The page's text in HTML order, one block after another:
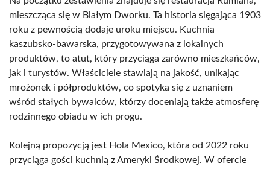
mieszcząca się w Białym Dworku. Ta historia sięgająca 1903
roku z pewnością dodaje uroku miejscu. Kuchnia
kaszubsko-bawarska, przygotowywana z lokalnych
produktów, to atut, który przyciąga zarówno mieszkańców,
jak i turystów. Właściciele stawiają na jakość, unikając
mrożonek i półproduktów, co spotyka się z uznaniem
wśród stałych bywalców, którzy doceniają także atmosferę
rodzinnego obiadu w ich progu.
Kolejną propozycją jest Hola Mexico, która od 2022 roku
przyciąga gości kuchnią z Ameryki Środkowej. W ofercie